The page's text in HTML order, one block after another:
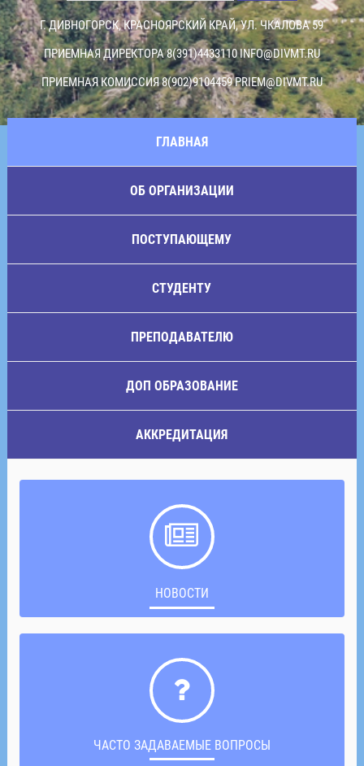
Г. ДИВНОГОРСК, КРАСНОЯРСКИЙ КРАЙ, УЛ. ЧКАЛОВА 59
ПРИЕМНАЯ ДИРЕКТОРА 8(391)4433110INFO@DIVMT.RU
ПРИЕМНАЯ КОМИССИЯ 8(902)9104459PRIEM@DIVMT.RU
ГЛАВНАЯ
ОБ ОРГАНИЗАЦИИ
ПОСТУПАЮЩЕМУ
СТУДЕНТУ
ПРЕПОДАВАТЕЛЮ
ДОП ОБРАЗОВАНИЕ
АККРЕДИТАЦИЯ
НОВОСТИ
ЧАСТО ЗАДАВАЕМЫЕ ВОПРОСЫ